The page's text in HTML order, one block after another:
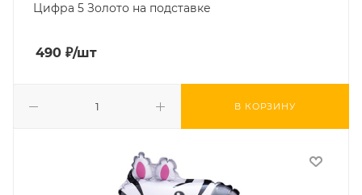
Цифра 5 Золото на подставке
490 ₽/шт
В КОРЗИНУ